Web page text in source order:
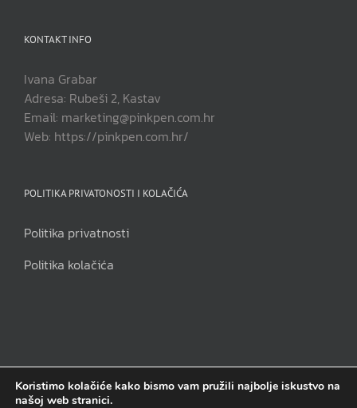
KONTAKT INFO
Ivana Grabar
Adresa: Rubeši 2, Kastav
Email: marketing@pinkpen.com.hr
Web: https://pinkpen.com.hr/
POLITIKA PRIVATONOSTI I KOLAČIĆA
Politika privatnosti
Politika kolačića
Koristimo kolačiće kako bismo vam pružili najbolje iskustvo na
našoj web stranici.